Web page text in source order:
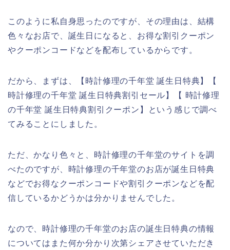
このように私自身思ったのですが、その理由は、結構
色々なお店で、誕生日になると、お得な割引クーポン
やクーポンコードなどを配布しているからです。
だから、まずは、【時計修理の千年堂 誕生日特典】【
時計修理の千年堂 誕生日特典割引セール】【 時計修理
の千年堂 誕生日特典割引クーポン】という感じで調べ
てみることにしました。
ただ、かなり色々と、時計修理の千年堂のサイトを調
べたのですが、時計修理の千年堂のお店が誕生日特典
などでお得なクーポンコードや割引クーポンなどを配
信しているかどうかは分かりませんでした。
なので、時計修理の千年堂のお店の誕生日特典の情報
についてはまた何か分かり次第シェアさせていただき